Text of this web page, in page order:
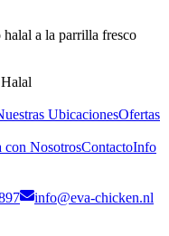
a la parrilla fresco
UbicacionesOfertas
con NosotrosContactoInfo
info@eva-chicken.nl